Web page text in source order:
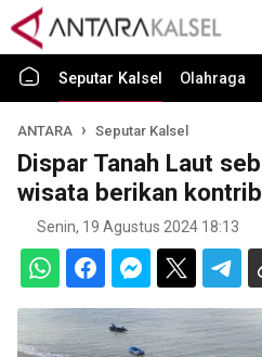
Seputar Kalsel Olahraga
ANTARA Seputar Kalsel
Dispar Tanah Laut
wisata berikan
Senin, 19 Agustus 2024 18:13